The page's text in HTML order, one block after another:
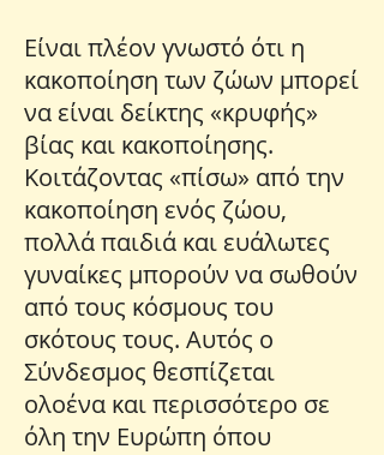
Είναι πλέον γνωστό ότι η
κακοποίηση των ζώων μπορεί
να είναι δείκτης «κρυφής»
βίας και κακοποίησης.
Κοιτάζοντας «πίσω» από την
κακοποίηση ενός ζώου,
πολλά παιδιά και ευάλωτες
γυναίκες μπορούν να σωθούν
από τους κόσμους του
σκότους τους. Αυτός ο
Σύνδεσμος θεσπίζεται
ολοένα και περισσότερο σε
όλη την Ευρώπη όπου